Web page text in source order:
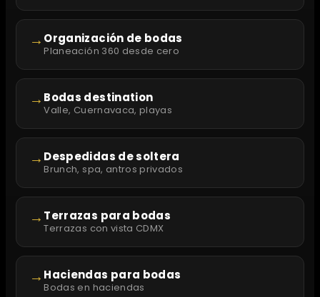
→ Organización de bodas
Planeación 360 desde cero
→ Bodas destination
Valle, Cuernavaca, playas
→ Despedidas de soltera
Brunch, spa, antros privados
→ Terrazas para bodas
Terrazas con vista CDMX
→ Haciendas para bodas
Bodas en haciendas